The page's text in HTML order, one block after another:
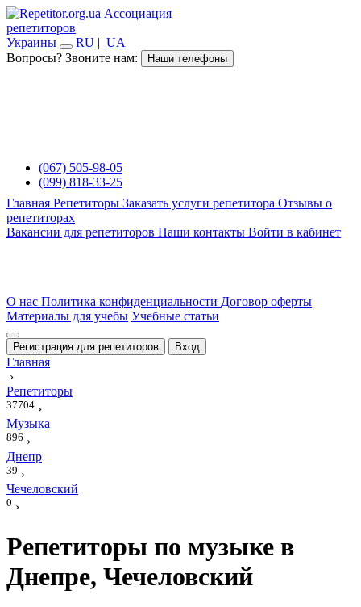
Ассоциация
репетиторов
Украины
RU | UA
Вопросы? Звоните нам:
Наши телефоны
(067) 505-98-05
(099) 818-33-25
Главная Репетиторы Заказать услуги репетитора Отзывы о
репетиторах
Вакансии для репетиторов Наши контакты Войти в кабинет
О нас Политика конфиденциальности Договор оферты
Материалы для учебы Учебные статьи
Регистрация для репетиторов Вход
Главная
›
Репетиторы
37704 ›
Музыка
896 ›
Днепр
39 ›
Чечеловский
0 ›
Репетиторы по музыке в
Днепре, Чечеловский